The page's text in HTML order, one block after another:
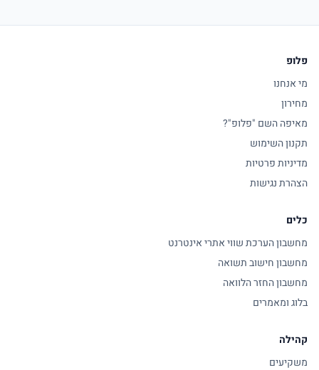
פלופ
מי אנחנו
מחירון
מאיפה השם "פלופ"?
תקנון השימוש
מדיניות פרטיות
הצהרת נגישות
כלים
מחשבון הערכת שווי אתרי אינטרנט
מחשבון חישוב תשואה
מחשבון החזר הלוואה
בלוג ומאמרים
קהילה
משקיעים